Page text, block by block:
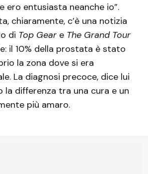
ero entusiasta neanche io”.
chiaramente, c’è una notizia
di Top Gear e The Grand Tour
il 10% della prostata è stato
la zona dove si era
La diagnosi precoce, dice lui
la differenza tra una cura e un
più amaro.